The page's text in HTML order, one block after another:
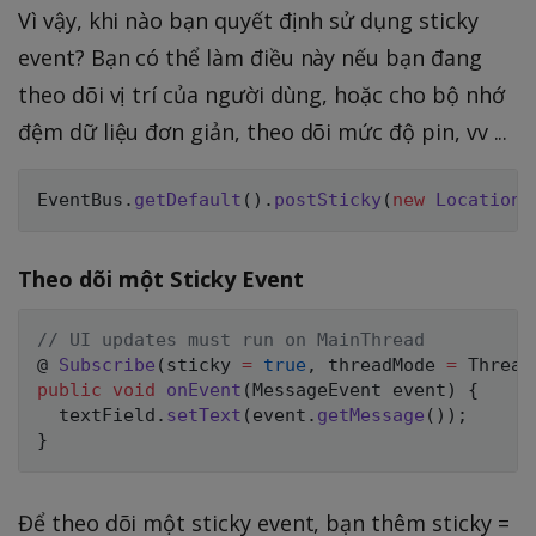
Vì vậy, khi nào bạn quyết định sử dụng sticky
event? Bạn có thể làm điều này nếu bạn đang
theo dõi vị trí của người dùng, hoặc cho bộ nhớ
đệm dữ liệu đơn giản, theo dõi mức độ pin, vv ...
EventBus . getDefault ( ) . postSticky ( new
Theo dõi một Sticky Event
// UI updates must run on MainThread
@ Subscribe ( sticky = true , threadMode =
public
void onEvent (MessageEvent event )
{
  textField
. setText ( event . getMessage ( ) ) ;
}
Để theo dõi một sticky event, bạn thêm sticky =